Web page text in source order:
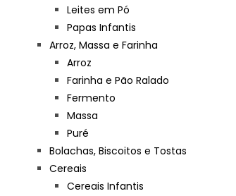
Leites em Pó
Papas Infantis
Arroz, Massa e Farinha
Arroz
Farinha e Pão Ralado
Fermento
Massa
Puré
Bolachas, Biscoitos e Tostas
Cereais
Cereais Infantis